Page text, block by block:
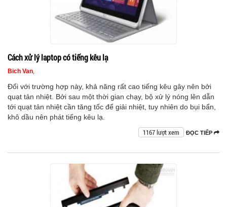
Cách xử lý laptop có tiếng kêu lạ
Bich Van,
Đối với trường hợp này, khả năng rất cao tiếng kêu gây nên bởi
quạt tản nhiệt. Bởi sau một thời gian chạy, bộ xử lý nóng lên dẫn
tới quạt tản nhiệt cần tăng tốc để giải nhiệt, tuy nhiên do bụi bẩn,
khô dầu nên phát tiếng kêu lạ.
ĐỌC TIẾP
1167 lượt xem